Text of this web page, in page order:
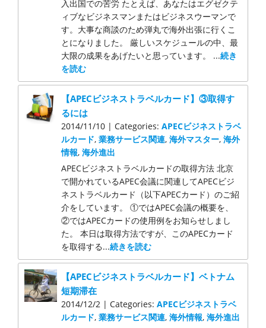
入出国での苦労 たとえば、あなたはエグゼクテ
ィブなビジネスマンまたはビジネスウーマンで
す。大事な商談のため弾丸で海外出張に行くこ
とになりました。 厳しいスケジュールの中、最
大限の成果をあげたいと思っています。 ...続き
を読む
【APECビジネストラベルカード】③取得す
るには
2014/11/10 | Categories:APECビジネストラベ
ルカード,業務サービス関連,海外マスター,海外
情報,海外進出
APECビジネストラベルカードの取得方法 北京
で開かれているAPEC会議に関連してAPECビジ
ネストラベルカード（以下APECカード）のご紹
介をしています。 ①ではAPEC会議の概要を、
②ではAPECカードの使用例をお知らせしまし
た。 本日は取得方法ですが、このAPECカード
を取得する...続きを読む
【APECビジネストラベルカード】ベトナム
短期滞在
2014/12/2 | Categories:APECビジネストラベ
ルカード,業務サービス関連,海外情報,海外進出